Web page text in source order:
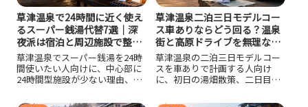
草津温泉で24時間に近く使え
るスーパー銭湯代替7選｜深
夜派は宿泊と周辺施設で整え
る！
草津温泉でスーパー銭湯を24時
間使いたい人向けに、中心部に
24時間型施設が少ない理由、代
湯・共同浴場・沼田健康ランド
草津温泉二泊三日モデルコー
ス車ありならどう回る？温泉
街と高原ドライブを無理なく
楽しむ！
草津温泉の二泊三日モデルコー
スを車ありで計画する人向け
に、初日の湯畑散策、二日目の
寄り道まで無理のない流れで紹